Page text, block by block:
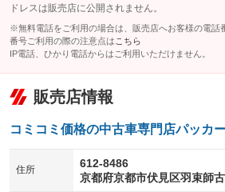
ドレスは販売店に公開されません。
※無料電話をご利用の場合は、販売店へお客様の電話
番号ご利用の際の注意点は こちら
IP電話、ひかり電話からはご利用いただけません。
販売店情報
コミコミ価格の中古車専門店パッカ
住所
612-8486
京都府京都市伏見区羽束師